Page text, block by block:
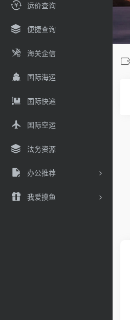
运价查询
便捷查询
海关企信
国际海运
国际快递
国际空运
法务资源
办公推荐
我爱摸鱼